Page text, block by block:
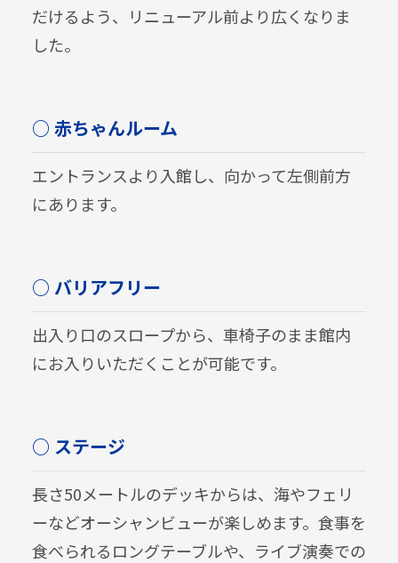
だけるよう、リニューアル前より広くなりま
した。
○ 赤ちゃんルーム
エントランスより入館し、向かって左側前方
にあります。
○ バリアフリー
出入り口のスロープから、車椅子のまま館内
にお入りいただくことが可能です。
○ ステージ
長さ50メートルのデッキからは、海やフェリ
ーなどオーシャンビューが楽しめます。食事を
食べられるロングテーブルや、ライブ演奏での